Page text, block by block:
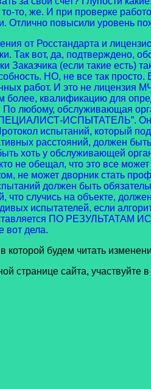
то, же. И при проверке
повысили уровень
Росстандарта и
Так вот, да,
Заказчика (если такие есть)
НО, не все так просто.
И это не лицензия
квалификацию для
любому, обслуживающая
ИСПЫТАТЕЛЬ”.
испытаний, который
расстояний, должен
хоть у обслуживающей
не обещал, что это все
может дворник стать
должен быть
случись на объекте,
испытателей, если
ПО РЕЗУЛЬТАТАМ
вот дела.
будем читать
сайта, участвуйте в